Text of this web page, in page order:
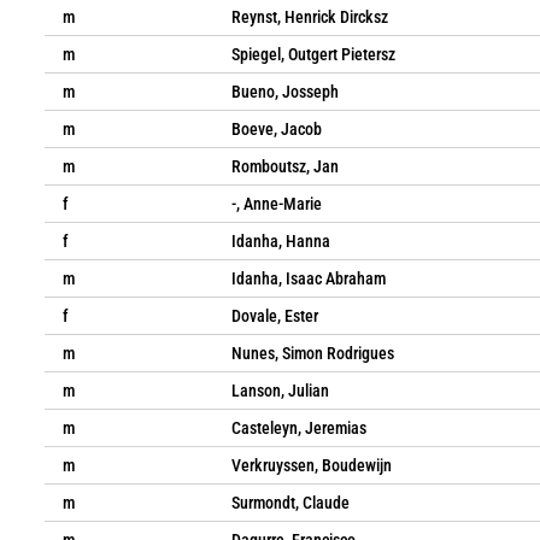
m
Reynst, Henrick Dircksz
m
Spiegel, Outgert Pietersz
m
Bueno, Josseph
m
Boeve, Jacob
m
Romboutsz, Jan
f
-, Anne-Marie
f
Idanha, Hanna
m
Idanha, Isaac Abraham
f
Dovale, Ester
m
Nunes, Simon Rodrigues
m
Lanson, Julian
m
Casteleyn, Jeremias
m
Verkruyssen, Boudewijn
m
Surmondt, Claude